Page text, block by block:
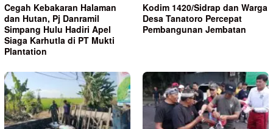
Cegah Kebakaran Halaman
dan Hutan, Pj Danramil
Simpang Hulu Hadiri Apel
Siaga Karhutla di PT Mukti
Plantation
Kodim 1420/Sidrap dan Warga
Desa Tanatoro Percepat
Pembangunan Jembatan